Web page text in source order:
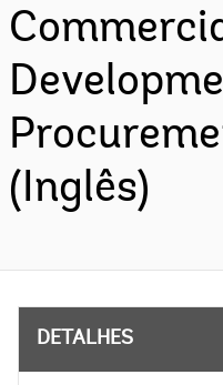
(Inglês)
DETALHES